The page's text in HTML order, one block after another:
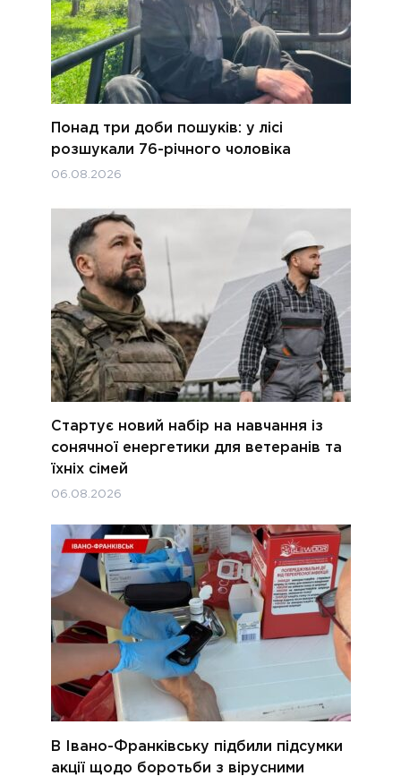
Понад три доби пошуків: у лісі
розшукали 76-річного чоловіка
06.08.2026
Стартує новий набір на навчання із
сонячної енергетики для ветеранів та
їхніх сімей
06.08.2026
В Івано-Франківську підбили підсумки
акції щодо боротьби з вірусними